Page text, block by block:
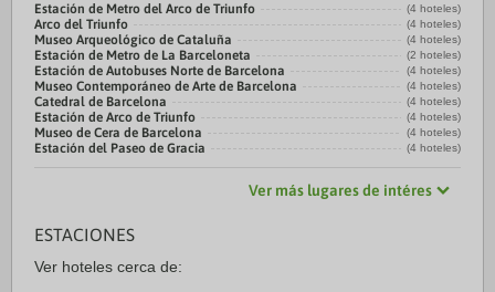
Estación de Metro del Arco de Triunfo (4 hoteles)
Arco del Triunfo (4 hoteles)
Museo Arqueológico de Cataluña (4 hoteles)
Estación de Metro de La Barceloneta (2 hoteles)
Estación de Autobuses Norte de Barcelona (4 hoteles)
Museo Contemporáneo de Arte de Barcelona (4 hoteles)
Catedral de Barcelona (4 hoteles)
Estación de Arco de Triunfo (4 hoteles)
Museo de Cera de Barcelona (4 hoteles)
Estación del Paseo de Gracia (4 hoteles)
Ver más lugares de intéres
ESTACIONES
Ver hoteles cerca de: